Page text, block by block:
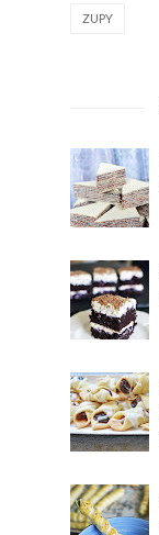
ZUPY